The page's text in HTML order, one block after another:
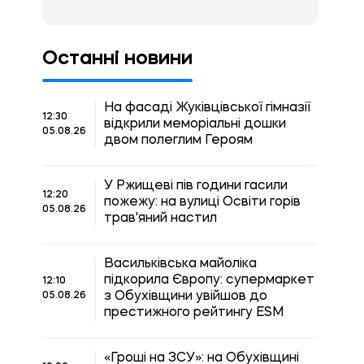
Останні новини
12:30
05.08.26
На фасаді Жуківцівської гімназії
відкрили меморіальні дошки
двом полеглим Героям
12:20
05.08.26
У Ржищеві пів години гасили
пожежу: на вулиці Освіти горів
трав'яний настил
12:10
05.08.26
Васильківська майоліка
підкорила Європу: супермаркет
з Обухівщини увійшов до
престижного рейтингу ESM
«Гроші на ЗСУ»: на Обухівщині